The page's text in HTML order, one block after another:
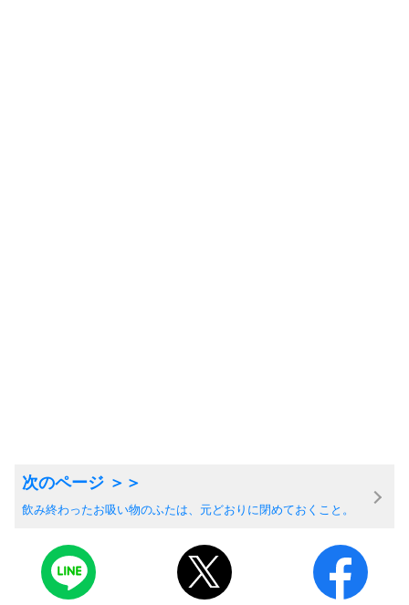
飲み終わったお吸い物のふたは、元どおりに閉めておくこと。